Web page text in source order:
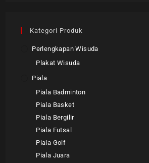
Kategori Produk
Perlengkapan Wisuda
Plakat Wisuda
Piala
Piala Badminton
Piala Basket
Piala Bergilir
Piala Futsal
Piala Golf
Piala Juara